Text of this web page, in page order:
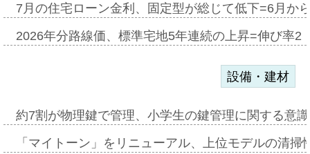
7月の住宅ローン金利、固定型が総じて低下=6月か
2026年分路線価、標準宅地5年連続の上昇=伸び率
設備・建材
約7割が物理鍵で管理、小学生の鍵管理に関する意
「マイトーン」をリニューアル、上位モデルの清